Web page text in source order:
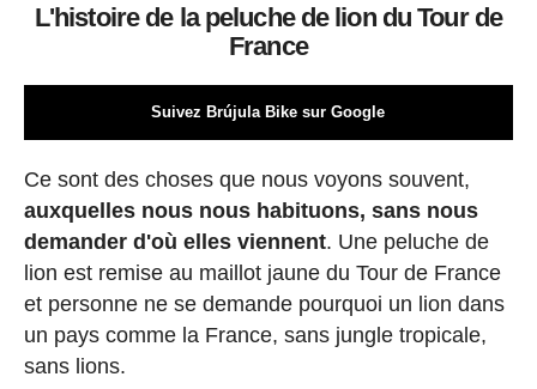
L'histoire de la peluche de lion du Tour de
France
Suivez Brújula Bike sur Google
Ce sont des choses que nous voyons souvent,
auxquelles nous nous habituons, sans nous
demander d'où elles viennent. Une peluche de
lion est remise au maillot jaune du Tour de France
et personne ne se demande pourquoi un lion dans
un pays comme la France, sans jungle tropicale,
sans lions.